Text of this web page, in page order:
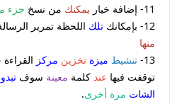
11- إضافة خيار
يمكنك من نسخ جزء
12- بإمكانك
تلك اللحظة تمرير
منها
13- تنشيط ميزة تخزين مركز
توقفت فيها عند كلمة معينة سوف تبدو
الشات مرة أخرى.